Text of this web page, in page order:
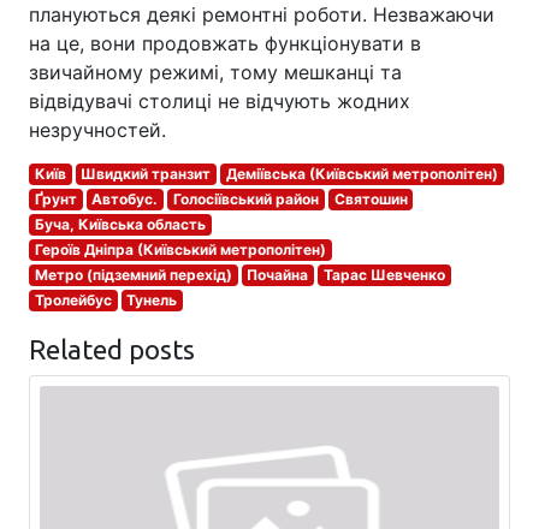
плануються деякі ремонтні роботи. Незважаючи
на це, вони продовжать функціонувати в
звичайному режимі, тому мешканці та
відвідувачі столиці не відчують жодних
незручностей.
Київ Швидкий транзит
Деміївська (Київський метрополітен)
Ґрунт
Автобус. Голосіївський район
Святошин
Буча, Київська область
Героїв Дніпра (Київський метрополітен)
Метро (підземний перехід)
Почайна
Тарас Шевченко
Тролейбус
Тунель
Related posts